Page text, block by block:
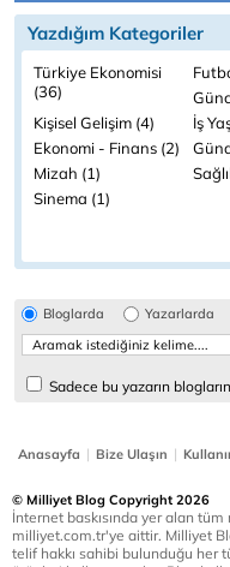
Yazdığım Kategoriler
Türkiye Ekonomisi
(36)
Kişisel Gelişim (4)
İş
Ekonomi - Finans (2)
Mizah (1)
Sinema (1)
Bloglarda Yazarlarda
Sadece bu yazarın
Anasayfa | Bize Ulaşın |
© Milliyet Blog Copyright 2026
İnternet baskısında yer alan
milliyet.com.tr'ye aittir. Milliyet
telif hakkı sahibi bulunduğu her